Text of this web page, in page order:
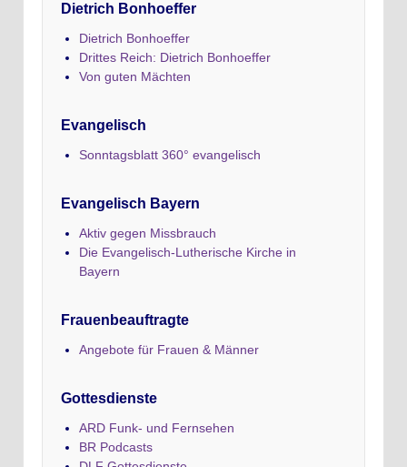
Dietrich Bonhoeffer
Dietrich Bonhoeffer
Drittes Reich: Dietrich Bonhoeffer
Von guten Mächten
Evangelisch
Sonntagsblatt 360° evangelisch
Evangelisch Bayern
Aktiv gegen Missbrauch
Die Evangelisch-Lutherische Kirche in
Bayern
Frauenbeauftragte
Angebote für Frauen & Männer
Gottesdienste
ARD Funk- und Fernsehen
BR Podcasts